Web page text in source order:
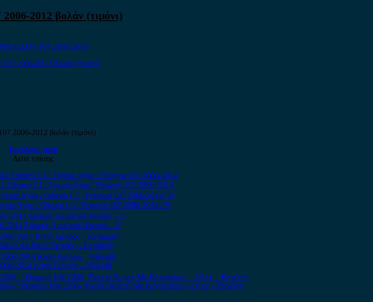
2012 βολάν (τιμόνι)
107 2006-2014
2006-2012 βολάν (τιμόνι)
Ρωτήστε τιμή
Δείτε επίσης
Citroen C1 / Toyota Aygo / Peugeot 107 2006-2014
Aygo / Citroen C1 / Peugeot 107 2006-2014 / Θ
2014 Εμπρός Αριστερό Φανάρι – E
2014 Καπό Εμπρός – Κεραμιδί
2014 Καπό Εμπρός – Μολυβί
/ Peugeot 108 2006- Ψυγείο Νερού Με Βεντιλατέρ – 1.0 cc – Βενζίνη